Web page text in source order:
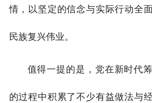
情，以坚定的信念与实际行动全
民族复兴伟业。
值得一提的是，党在新时代
的过程中积累了不少有益做法与